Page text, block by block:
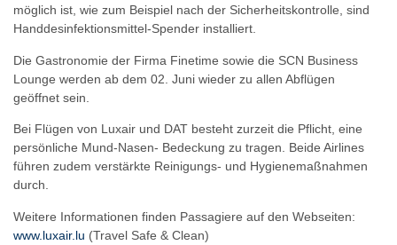
möglich ist, wie zum Beispiel nach der Sicherheitskontrolle, sind
Handdesinfektionsmittel-Spender installiert.
Die Gastronomie der Firma Finetime sowie die SCN Business
Lounge werden ab dem 02. Juni wieder zu allen Abflügen
geöffnet sein.
Bei Flügen von Luxair und DAT besteht zurzeit die Pflicht, eine
persönliche Mund-Nasen- Bedeckung zu tragen. Beide Airlines
führen zudem verstärkte Reinigungs- und Hygienemaßnahmen
durch.
Weitere Informationen finden Passagiere auf den Webseiten:
www.luxair.lu (Travel Safe & Clean)